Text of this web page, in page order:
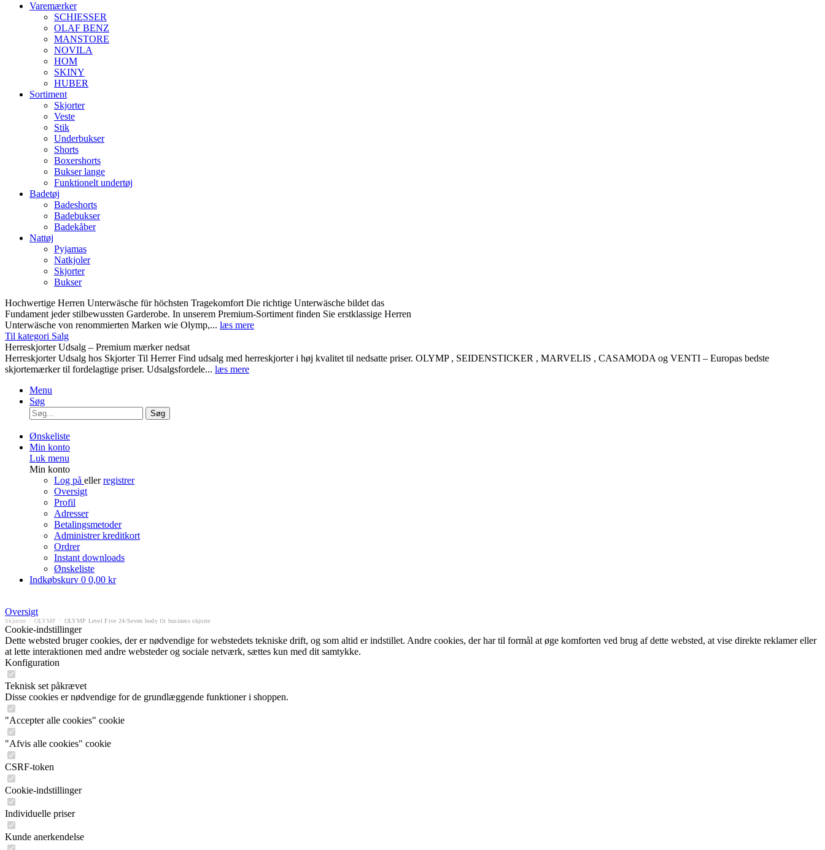
Varemærker
SCHIESSER
OLAF BENZ
MANSTORE
NOVILA
HOM
SKINY
HUBER
Sortiment
Skjorter
Veste
Stik
Underbukser
Shorts
Boxershorts
Bukser lange
Funktionelt undertøj
Badetøj
Badeshorts
Badebukser
Badekåber
Nattøj
Pyjamas
Natkjoler
Skjorter
Bukser
Hochwertige Herren Unterwäsche für höchsten Tragekomfort Die richtige Unterwäsche bildet das
Fundament jeder stilbewussten Garderobe. In unserem Premium-Sortiment finden Sie erstklassige Herren
Unterwäsche von renommierten Marken wie Olymp,... læs mere
Til kategori Salg
Herreskjorter Udsalg – Premium mærker nedsat
Herreskjorter Udsalg hos Skjorter Til Herrer Find udsalg med herreskjorter i høj kvalitet til nedsatte priser. OLYMP , SEIDENSTICKER , MARVELIS , CASAMODA og VENTI – Europas bedste
skjortemærker til fordelagtige priser. Udsalgsfordele... læs mere
Menu
Søg
Søg
Ønskeliste
Min konto
Luk menu
Min konto
Log på ellerregistrer
Oversigt
Profil
Adresser
Betalingsmetoder
Administrer kreditkort
Ordrer
Instant downloads
Ønskeliste
Indkøbskurv 0 0,00 kr
Oversigt
Skjorter OLYMP OLYMP Level Five 24/Seven body fit business skjorte
Cookie-indstillinger
Dette websted bruger cookies, der er nødvendige for webstedets tekniske drift, og som altid er indstillet. Andre cookies, der har til formål at øge komforten ved brug af dette websted, at vise direkte reklamer eller
at lette interaktionen med andre websteder og sociale netværk, sættes kun med dit samtykke.
Konfiguration
Teknisk set påkrævet
Disse cookies er nødvendige for de grundlæggende funktioner i shoppen.
"Accepter alle cookies" cookie
"Afvis alle cookies" cookie
CSRF-token
Cookie-indstillinger
Individuelle priser
Kunde anerkendelse